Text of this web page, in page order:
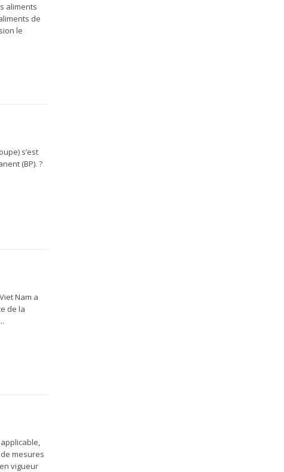
aliments
de
le
s’est
(BP). ?
Nam a
de la
mesures
vigueur